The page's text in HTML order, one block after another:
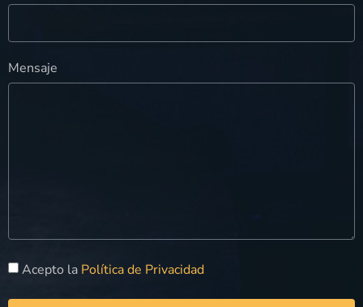
Mensaje
Acepto la Política de Privacidad